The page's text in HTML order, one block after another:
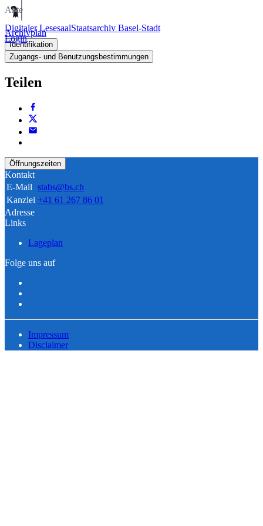
Digitaler LesesaalStaatsarchiv Basel-Stadt
Login
Akte
Archivplan
Identifikation
Zugangs- und Benutzungsbestimmungen
Teilen
Öffnungszeiten
Kontakt
E-Mail stabs@bs.ch
Kanzlei +41 61 267 86 01
Adresse
Links
Lageplan
Folge uns auf
Impressum
Disclaimer